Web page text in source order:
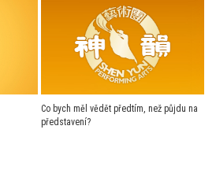
Co bych měl vědět předtím, než půjdu na
představení?